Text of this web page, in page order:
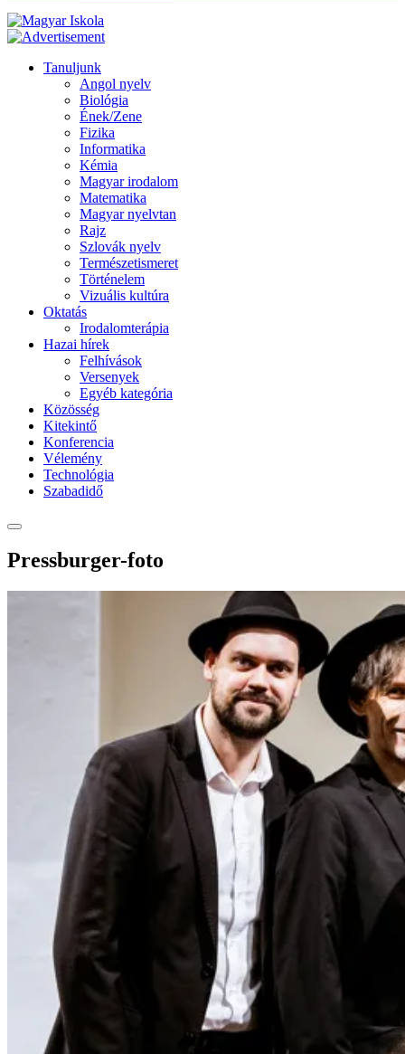
Tanuljunk
Angol nyelv
Biológia
Ének/Zene
Fizika
Informatika
Kémia
Magyar irodalom
Matematika
Magyar nyelvtan
Rajz
Szlovák nyelv
Természetismeret
Történelem
Vizuális kultúra
Oktatás
Irodalomterápia
Hazai hírek
Felhívások
Versenyek
Egyéb kategória
Közösség
Kitekintő
Konferencia
Vélemény
Technológia
Szabadidő
Pressburger-foto